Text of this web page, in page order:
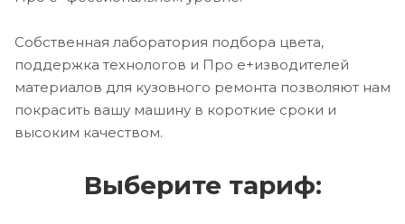
Собственная лаборатория подбора цвета,
поддержка технологов и Про е+изводителей
материалов для кузовного ремонта позволяют нам
покрасить вашу машину в короткие сроки и
высоким качеством.
Выберите тариф: